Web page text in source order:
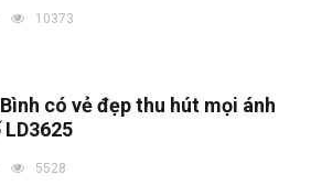
10373
có vẻ đẹp thu hút mọi ánh
5528